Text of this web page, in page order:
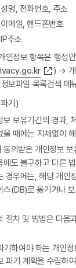
명, 전화번호, 주소
메일, 핸드폰번호
주소
인정보 항목은 행정
) → 개
보파일 목록검색 메
기)
보 보유기간의 경과,
을 때에는 지체없이
동의받은 개인정보
에도 불구하고 다른
경우에는, 해당 개인
스(DB)로 옮기거나
절차 및 방법은 다음
기하여야 하는 개인
파기 계획을 수립하